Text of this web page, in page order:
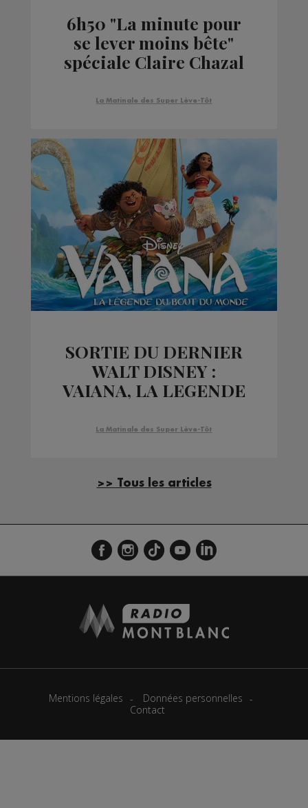
6h50 "La minute pour
se lever moins bête"
spéciale Claire Chazal
La Matinale des Super Lève-Tôt
SORTIE DU DERNIER
WALT DISNEY :
VAIANA, LA LEGENDE
La Matinale des Super Lève-Tôt
>> Tous les articles
Mentions légales
Données personnelles
Contact